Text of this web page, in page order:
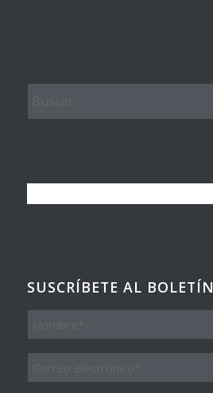
SUSCRÍBETE AL BOLETÍN
Nombre